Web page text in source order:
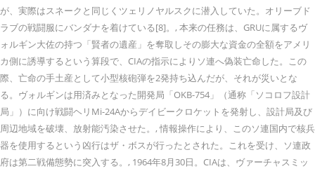
が、実際はスネークと同じくツェリノヤルスクに潜入していた。オリーブド
ラブの戦闘服にバンダナを着けている[8]。, 本来の任務は、GRUに属するヴ
ォルギン大佐の持つ「賢者の遺産」を奪取しその膨大な資金の全額をアメリ
カ側に誘導するという算段で、CIAの指示によりソ連へ偽装亡命した。この
際、亡命の手土産として小型核砲弾を2発持ち込んだが、それが災いとな
る。ヴォルギンは用済みとなった開発局「OKB-754」（通称「ソコロフ設計
局」）に向け戦闘ヘリMi-24Aからデイビークロケットを発射し、設計局及び
周辺地域を破壊、放射能汚染させた。, 情報操作により、このソ連国内で核兵
器を使用するという凶行はザ・ボスが行ったとされた。これを受け、ソ連政
府は第二戦備態勢に突入する。, 1964年8月30日。CIAは、ヴァーチャスミッ